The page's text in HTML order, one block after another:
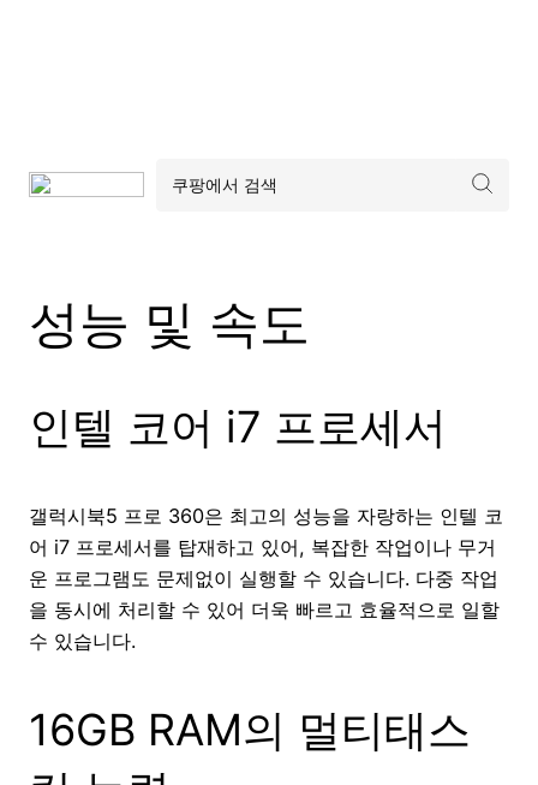
성능 및 속도
인텔 코어 i7 프로세서
갤럭시북5 프로 360은 최고의 성능을 자랑하는 인텔 코
어 i7 프로세서를 탑재하고 있어, 복잡한 작업이나 무거
운 프로그램도 문제없이 실행할 수 있습니다. 다중 작업
을 동시에 처리할 수 있어 더욱 빠르고 효율적으로 일할
수 있습니다.
16GB RAM의 멀티태스